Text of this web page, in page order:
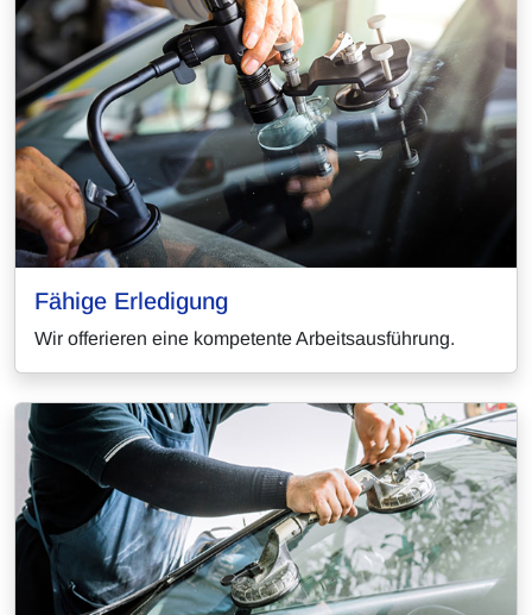
Fähige Erledigung
Wir offerieren eine kompetente Arbeitsausführung.